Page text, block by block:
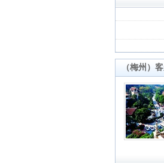
（梅州）